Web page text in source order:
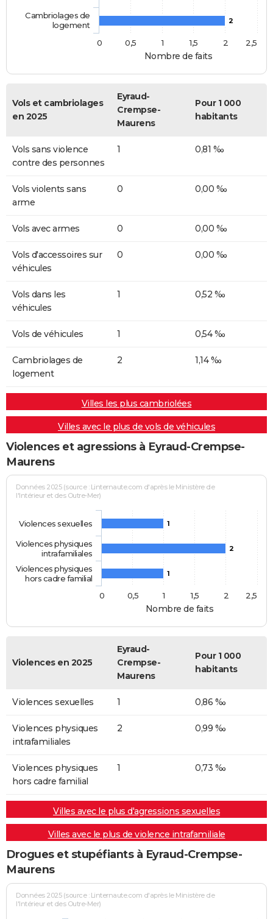
Nombre de faits
2
Cambriolages de
logement
0
0,5 1 1,5 2 2,5
Vols et cambriolages
en 2025
Eyraud-
Crempse-
Maurens
Pour 1 000
habitants
Vols sans violence
contre des personnes
1 0,81 ‰
Vols violents sans
arme
0 0,00 ‰
Vols avec armes 0 0,00 ‰
Vols d'accessoires sur
véhicules
0 0,00 ‰
Vols dans les
véhicules
1 0,52 ‰
Vols de véhicules 1 0,54 ‰
Cambriolages de
logement
2 1,14 ‰
Villes les plus cambriolées
Villes avec le plus de vols de véhicules
Violences et agressions à Eyraud-Crempse-
Maurens
Nombre de faits
Données 2025 (source : Linternaute.com d'après le Ministère de
l'Intérieur et des Outre-Mer)
1
2
1
Violences sexuelles
Violences physiques
intrafamiliales
Violences physiques
hors cadre familial
0
0,5 1 1,5 2 2,5
Violences en 2025
Eyraud-
Crempse-
Maurens
Pour 1 000
habitants
Violences sexuelles 1 0,86 ‰
Violences physiques
intrafamiliales
2 0,99 ‰
Violences physiques
hors cadre familial
1 0,73 ‰
Villes avec le plus d'agressions sexuelles
Villes avec le plus de violence intrafamiliale
Drogues et stupéfiants à Eyraud-Crempse-
Maurens
Données 2025 (source : Linternaute.com d'après le Ministère de
l'Intérieur et des Outre-Mer)